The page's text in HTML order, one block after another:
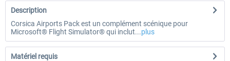
Description
Corsica Airports Pack est un complément scénique pour
Microsoft® Flight Simulator® qui inclut...plus
Matériel requis